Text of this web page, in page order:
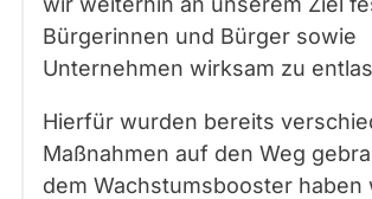
Bürgerinnen und Bürger sowie
Unternehmen wirksam zu
Hierfür wurden bereits
Maßnahmen auf den Weg
dem Wachstumsbooster haben